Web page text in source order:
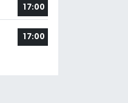
17:00
17:00